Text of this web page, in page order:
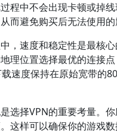
程中不会出现卡顿或掉
而避免购买后无法使用的
，速度和稳定性是最核
理位置选择最优的连接
速度保持在原始宽带的
选择VPN的重要考量。
这样可以确保你的游戏